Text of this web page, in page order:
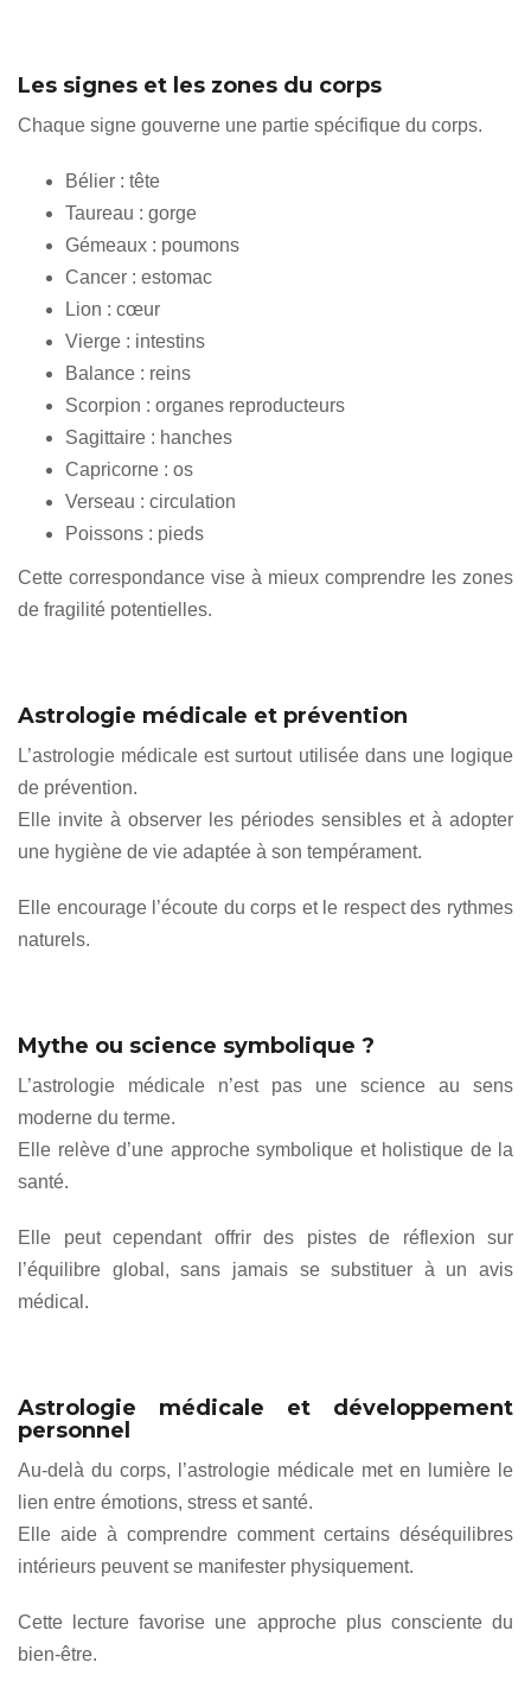
Les signes et les zones du corps
Chaque signe gouverne une partie spécifique du corps.
Bélier : tête
Taureau : gorge
Gémeaux : poumons
Cancer : estomac
Lion : cœur
Vierge : intestins
Balance : reins
Scorpion : organes reproducteurs
Sagittaire : hanches
Capricorne : os
Verseau : circulation
Poissons : pieds
Cette correspondance vise à mieux comprendre les zones
de fragilité potentielles.
Astrologie médicale et prévention
L’astrologie médicale est surtout utilisée dans une logique
de prévention.
Elle invite à observer les périodes sensibles et à adopter
une hygiène de vie adaptée à son tempérament.
Elle encourage l’écoute du corps et le respect des rythmes
naturels.
Mythe ou science symbolique ?
L’astrologie médicale n’est pas une science au sens
moderne du terme.
Elle relève d’une approche symbolique et holistique de la
santé.
Elle peut cependant offrir des pistes de réflexion sur
l’équilibre global, sans jamais se substituer à un avis
médical.
Astrologie médicale et développement
personnel
Au-delà du corps, l’astrologie médicale met en lumière le
lien entre émotions, stress et santé.
Elle aide à comprendre comment certains déséquilibres
intérieurs peuvent se manifester physiquement.
Cette lecture favorise une approche plus consciente du
bien-être.